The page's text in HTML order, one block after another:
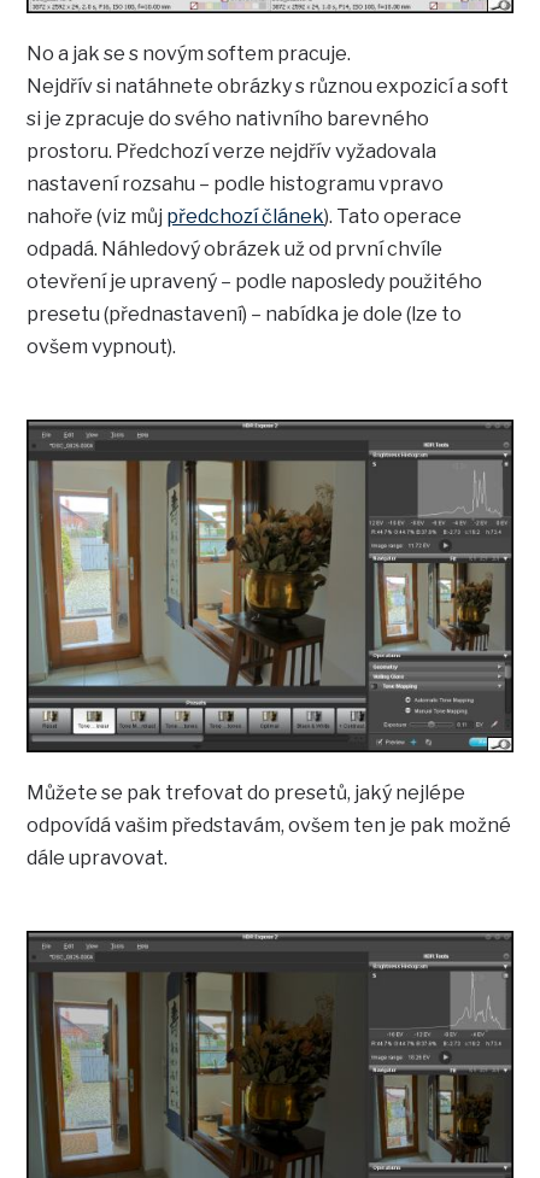
No a jak se s novým softem pracuje.
Nejdřív si natáhnete obrázky s různou expozicí a soft
si je zpracuje do svého nativního barevného
prostoru. Předchozí verze nejdřív vyžadovala
nastavení rozsahu – podle histogramu vpravo
nahoře (viz můj předchozí článek). Tato operace
odpadá. Náhledový obrázek už od první chvíle
otevření je upravený – podle naposledy použitého
presetu (přednastavení) – nabídka je dole (lze to
ovšem vypnout).
Můžete se pak trefovat do presetů, jaký nejlépe
odpovídá vašim představám, ovšem ten je pak možné
dále upravovat.